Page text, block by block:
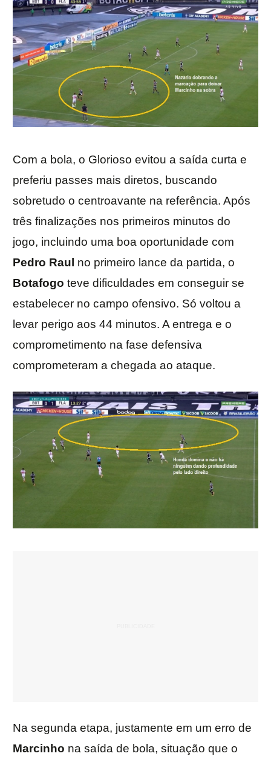
Com a bola, o Glorioso evitou a saída curta e
preferiu passes mais diretos, buscando
sobretudo o centroavante na referência. Após
três finalizações nos primeiros minutos do
jogo, incluindo uma boa oportunidade com
Pedro Raul no primeiro lance da partida, o
Botafogo teve dificuldades em conseguir se
estabelecer no campo ofensivo. Só voltou a
levar perigo aos 44 minutos. A entrega e o
comprometimento na fase defensiva
comprometeram a chegada ao ataque.
Na segunda etapa, justamente em um erro de
Marcinho na saída de bola, situação que o